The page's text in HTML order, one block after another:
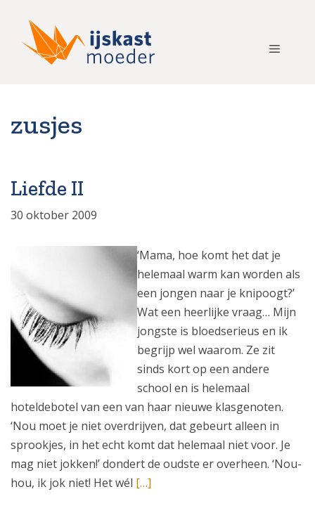
Menu
zusjes
Liefde II
30 oktober 2009
‘Mama, hoe komt het dat je
helemaal warm kan worden als
een jongen naar je knipoogt?’
Wat een heerlijke vraag… Mijn
jongste is bloedserieus en ik
begrijp wel waarom. Ze zit
sinds kort op een andere
school en is helemaal
hoteldebotel van een van haar nieuwe klasgenoten.
‘Nou moet je niet overdrijven, dat gebeurt alleen in
sprookjes, in het echt komt dat helemaal niet voor. Je
mag niet jokken!’ dondert de oudste er overheen. ‘Nou-
hou, ik jok niet! Het wél […]